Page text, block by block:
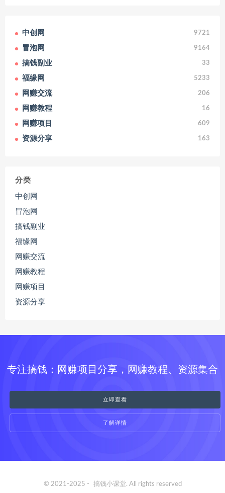
中创网 9721
冒泡网 9164
搞钱副业 33
福缘网 5233
网赚交流 206
网赚教程 16
网赚项目 609
资源分享 163
分类
中创网
冒泡网
搞钱副业
福缘网
网赚交流
网赚教程
网赚项目
资源分享
专注搞钱：网赚项目分享，网赚教程、资源集合
立即查看
了解详情
© 2021-2025 - 搞钱小课堂. All rights reserved